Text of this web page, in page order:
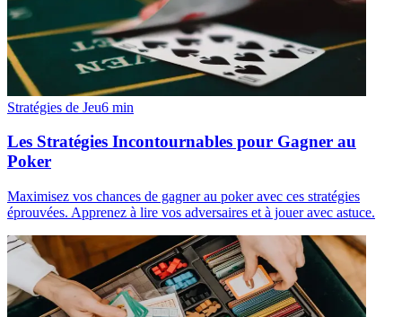
Stratégies de Jeu6 min
Les Stratégies Incontournables pour Gagner au
Poker
Maximisez vos chances de gagner au poker avec ces stratégies
éprouvées. Apprenez à lire vos adversaires et à jouer avec astuce.